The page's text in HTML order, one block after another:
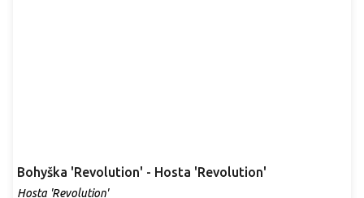
Bohyška 'Revolution' - Hosta 'Revolution'
Hosta 'Revolution'